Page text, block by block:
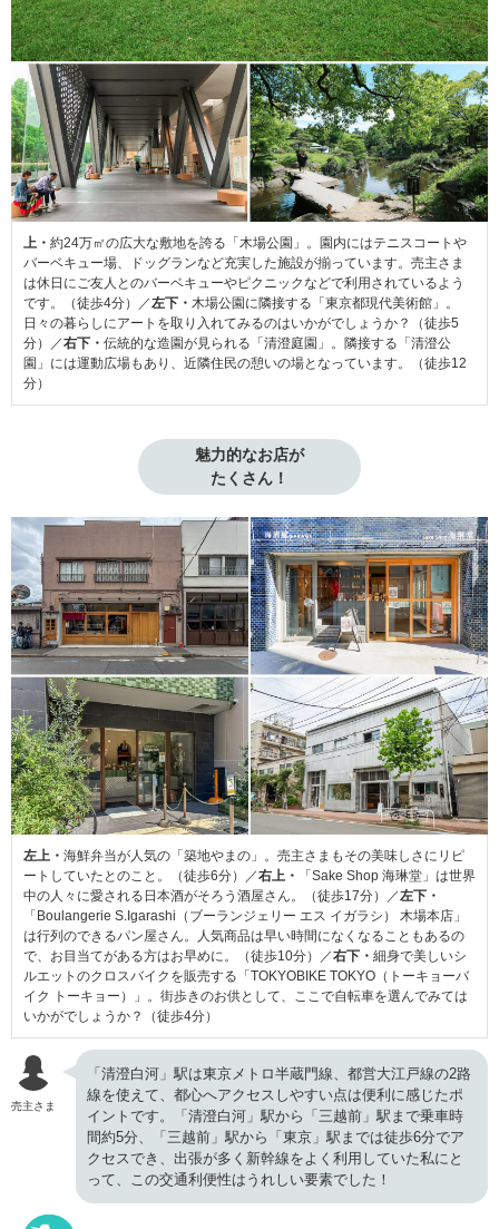
上・ 約24万㎡の広大な敷地を誇る「木場公園」。園内にはテニスコートや
バーベキュー場、ドッグランなど充実した施設が揃っています。売主さま
は休日にご友人とのバーベキューやピクニックなどで利用されているよう
です。（徒歩4分）／左下・ 木場公園に隣接する「東京都現代美術館」。
日々の暮らしにアートを取り入れてみるのはいかがでしょうか？（徒歩5
分）／右下・ 伝統的な造園が見られる「清澄庭園」。隣接する「清澄公
園」には運動広場もあり、近隣住民の憩いの場となっています。（徒歩12
分）
魅力的なお店が
たくさん！
左上・ 海鮮弁当が人気の「築地やまの」。売主さまもその美味しさにリピ
ートしていたとのこと。（徒歩6分）／右上・
「Sake Shop 海琳堂」は世界
中の人々に愛される日本酒がそろう酒屋さん。（徒歩17分）／左下・
「Boulangerie S.Igarashi（ブーランジェリー エス イガラシ） 木場本店」
は行列のできるパン屋さん。人気商品は早い時間になくなることもあるの
で、お目当てがある方はお早めに。（徒歩10分）／右下・ 細身で美しいシ
ルエットのクロスバイクを販売する「TOKYOBIKE TOKYO（トーキョーバ
イク トーキョー）」。街歩きのお供として、ここで自転車を選んでみては
いかがでしょうか？（徒歩4分）
売主さま
「清澄白河」駅は東京メトロ半蔵門線、都営大江戸線の2路
線を使えて、都心へアクセスしやすい点は便利に感じたポ
イントです。「清澄白河」駅から「三越前」駅まで乗車時
間約5分、「三越前」駅から「東京」駅までは徒歩6分でア
クセスでき、出張が多く新幹線をよく利用していた私にと
って、この交通利便性はうれしい要素でした！